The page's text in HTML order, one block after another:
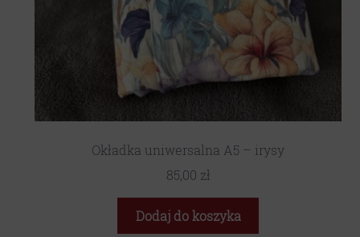
Okładka uniwersalna A5 – irysy
85,00 zł
Dodaj do koszyka